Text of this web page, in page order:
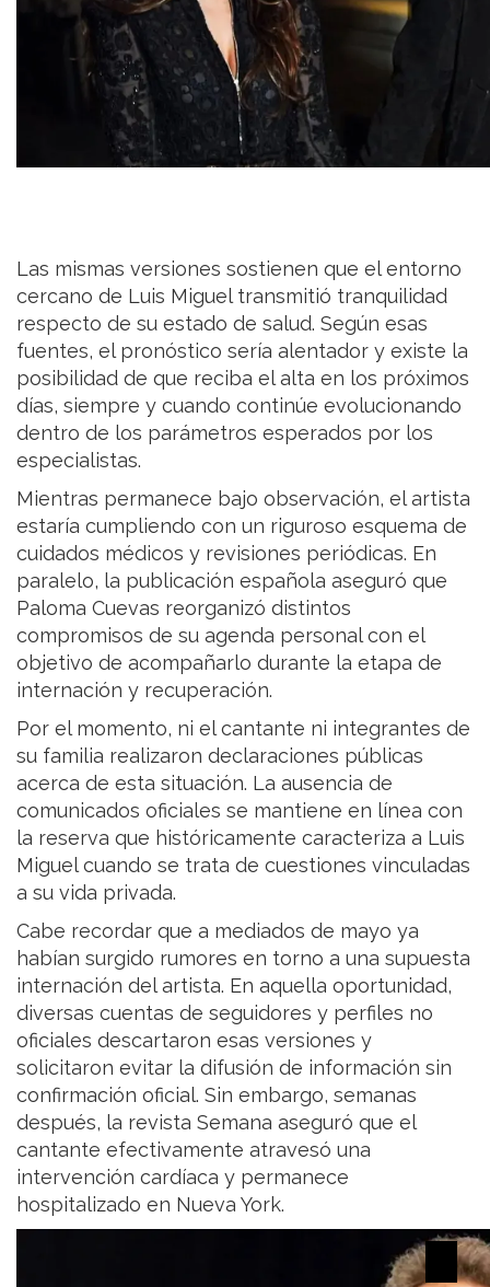
Las mismas versiones sostienen que el entorno
cercano de Luis Miguel transmitió tranquilidad
respecto de su estado de salud. Según esas
fuentes, el pronóstico sería alentador y existe la
posibilidad de que reciba el alta en los próximos
días, siempre y cuando continúe evolucionando
dentro de los parámetros esperados por los
especialistas.
Mientras permanece bajo observación, el artista
estaría cumpliendo con un riguroso esquema de
cuidados médicos y revisiones periódicas. En
paralelo, la publicación española aseguró que
Paloma Cuevas reorganizó distintos
compromisos de su agenda personal con el
objetivo de acompañarlo durante la etapa de
internación y recuperación.
Por el momento, ni el cantante ni integrantes de
su familia realizaron declaraciones públicas
acerca de esta situación. La ausencia de
comunicados oficiales se mantiene en línea con
la reserva que históricamente caracteriza a Luis
Miguel cuando se trata de cuestiones vinculadas
a su vida privada.
Cabe recordar que a mediados de mayo ya
habían surgido rumores en torno a una supuesta
internación del artista. En aquella oportunidad,
diversas cuentas de seguidores y perfiles no
oficiales descartaron esas versiones y
solicitaron evitar la difusión de información sin
confirmación oficial. Sin embargo, semanas
después, la revista Semana aseguró que el
cantante efectivamente atravesó una
intervención cardíaca y permanece
hospitalizado en Nueva York.